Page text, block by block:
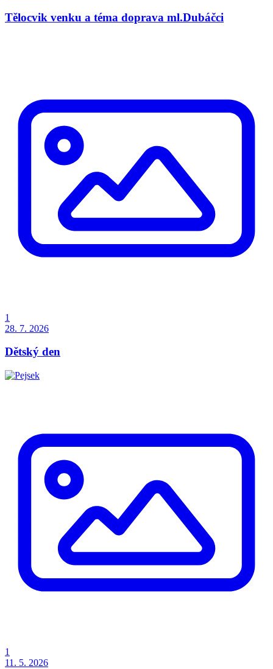
Tělocvik venku a téma doprava ml.Dubáčci
1
28. 7. 2026
Dětský den
1
11. 5. 2026